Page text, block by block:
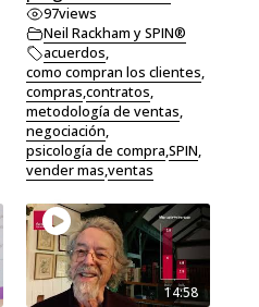
97views
Neil Rackham y SPIN®
acuerdos,
como compran los clientes,
compras,contratos,
metodología de ventas,
negociación,
psicología de compra,SPIN,
vender mas,ventas
14:58